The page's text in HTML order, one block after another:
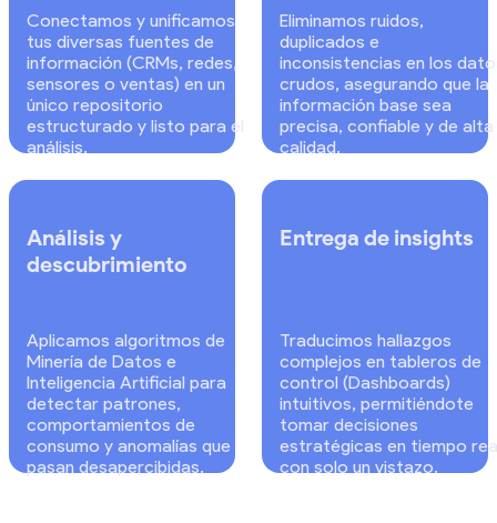
Conectamos y unificamos
tus diversas fuentes de
información (CRMs, redes,
sensores o ventas) en un
único repositorio
estructurado y listo para el
análisis.
Eliminamos ruidos,
duplicados e
inconsistencias en los
crudos, asegurando que la
información base sea
precisa, confiable y de alta
calidad.
Análisis y
descubrimiento
Aplicamos algoritmos de
Minería de Datos e
Inteligencia Artificial para
detectar patrones,
comportamientos de
consumo y anomalías que
pasan desapercibidas.
Entrega de insights
Traducimos hallazgos
complejos en tableros de
control (Dashboards)
intuitivos, permitiéndote
tomar decisiones
estratégicas en tiempo
con solo un vistazo.